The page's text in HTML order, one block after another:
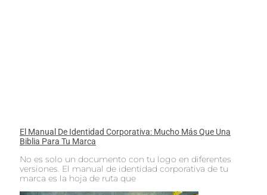
El Manual De Identidad Corporativa: Mucho Más Que Una
Biblia Para Tu Marca
No es solo un documento con tu logo en diferentes
versiones. El manual de identidad corporativa de tu
marca es la hoja de ruta que